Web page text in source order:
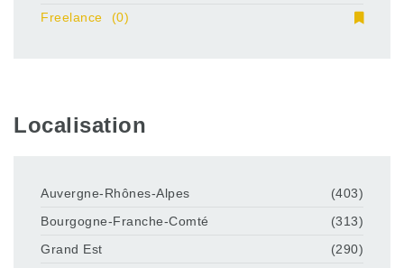
Freelance
(0)
Localisation
Auvergne-Rhônes-Alpes
(403)
Bourgogne-Franche-Comté
(313)
Grand Est
(290)